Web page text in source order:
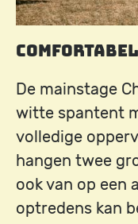
De mainstage
witte spantent
volledige
hangen twee
ook van op een
optredens kan